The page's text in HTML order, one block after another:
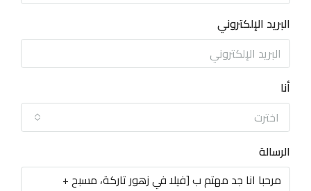
البريد الإلكتروني
أنا
اخترت
الرسالة